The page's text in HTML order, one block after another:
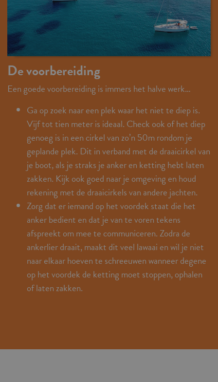
De voorbereiding
Een goede voorbereiding is immers het halve werk…
Ga op zoek naar een plek waar het niet te diep is.
Vijf tot tien meter is ideaal. Check ook of het diep
genoeg is in een cirkel van zo’n 50m rondom je
geplande plek. Dit in verband met de draaicirkel van
je boot, als je straks je anker en ketting hebt laten
zakken. Kijk ook goed naar je omgeving en houd
rekening met de draaicirkels van andere jachten.
Zorg dat er iemand op het voordek staat die het
anker bedient en dat je van te voren tekens
afspreekt om mee te communiceren. Zodra de
ankerlier draait, maakt dit veel lawaai en wil je niet
naar elkaar hoeven te schreeuwen wanneer degene
op het voordek de ketting moet stoppen, ophalen
of laten zakken.